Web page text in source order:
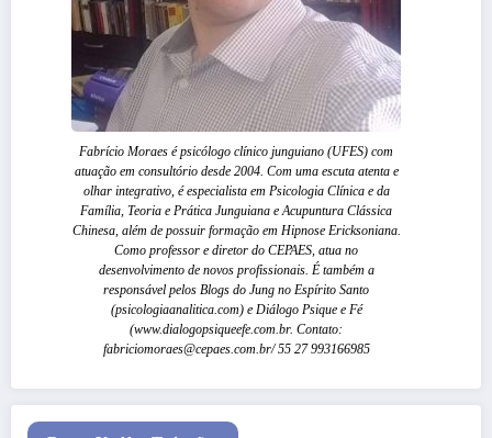
Fabrício Moraes é psicólogo clínico junguiano (UFES) com
atuação em consultório desde 2004. Com uma escuta atenta e
olhar integrativo, é especialista em Psicologia Clínica e da
Família, Teoria e Prática Junguiana e Acupuntura Clássica
Chinesa, além de possuir formação em Hipnose Ericksoniana.
Como professor e diretor do CEPAES, atua no
desenvolvimento de novos profissionais. É também a
responsável pelos Blogs do Jung no Espírito Santo
(psicologiaanalitica.com) e Diálogo Psique e Fé
(www.dialogopsiqueefe.com.br. Contato:
fabriciomoraes@cepaes.com.br/ 55 27 993166985